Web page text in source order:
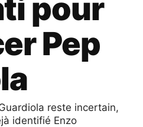
pour
Pep
reste incertain,
identifié Enzo